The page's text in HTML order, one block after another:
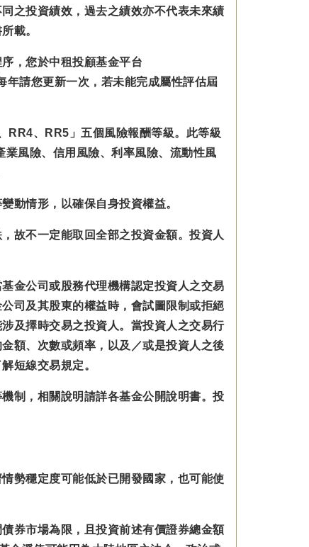
之投資績效，過去之績效亦不代表未來績
載。
，您於中租投顧基金平台
請您更新一次，若未能完成屬性評估屆
RR4、RR5」五個風險報酬等級。此等級
風險、信用風險、利率風險、流動性風
動情形，以確保自身投資權益。
故不一定能取回全部之投資金額。投資人
金公司或股務代理機構認定投資人之交易
司及其股東的權益時，會試圖限制或拒絕
及擇時交易之投資人。當投資人之交易行
額、次數或頻率，以及／或是投資人之後
短線交易規定。
制，相關說明請詳各基金公開說明書。投
勢穩定度可能低於已開發國家，也可能使
券市場為限，且投資前述有價證券總金額